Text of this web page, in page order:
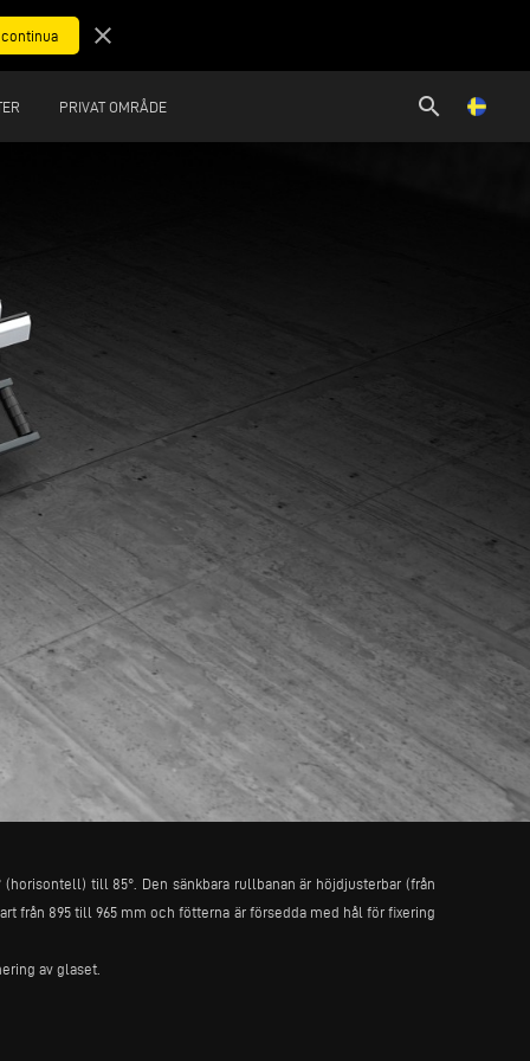
close
PRIVAT OMRÅDE search
till 85°. Den sänkbara rullbanan är höjdjusterbar (från
från 895 till 965 mm och fötterna är försedda med hål för fixering
av glaset.